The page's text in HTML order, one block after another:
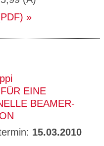
EINE
BEAMER-
15.03.2010